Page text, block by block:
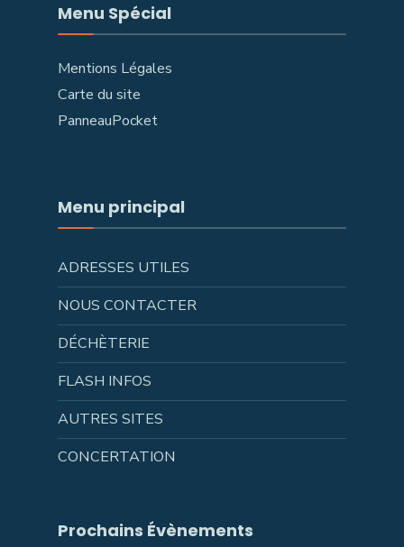
Menu Spécial
Mentions Légales
Carte du site
PanneauPocket
Menu principal
ADRESSES UTILES
NOUS CONTACTER
DÉCHÈTERIE
FLASH INFOS
AUTRES SITES
CONCERTATION
Prochains Évènements